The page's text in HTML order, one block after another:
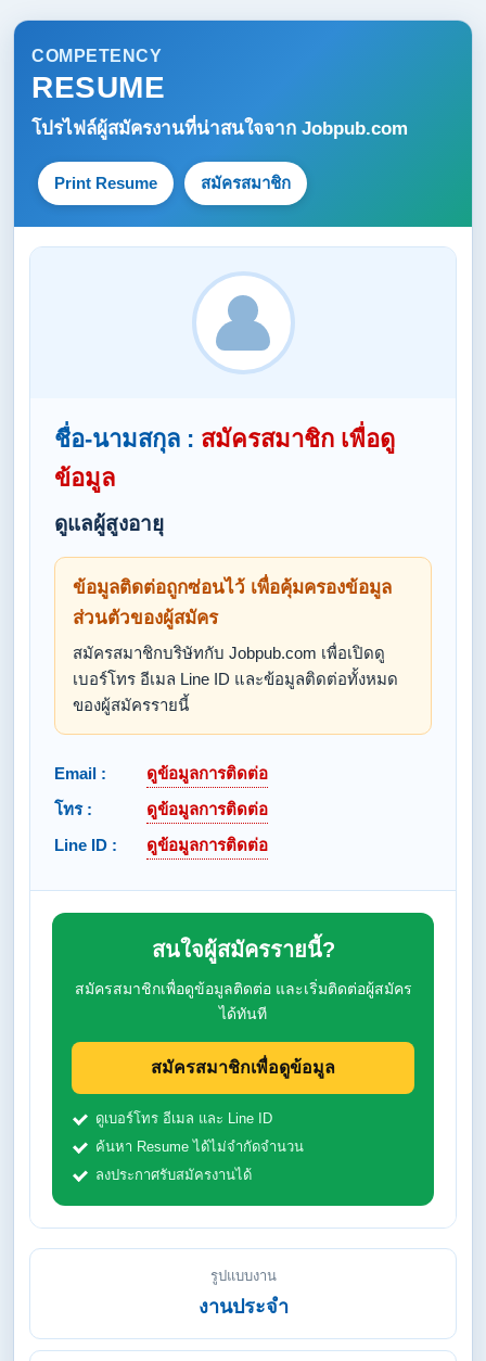
COMPETENCY
RESUME
โปรไฟล์ผู้สมัครงานที่น่าสนใจจาก Jobpub.com
Print Resume สมัครสมาชิก
ชื่อ-นามสกุล : สมัครสมาชิก เพื่อดู
ข้อมูล
ดูแลผู้สูงอายุ
ข้อมูลติดต่อถูกซ่อนไว้ เพื่อคุ้มครองข้อมูล
ส่วนตัวของผู้สมัคร
สมัครสมาชิกบริษัทกับ Jobpub.com เพื่อเปิดดู
เบอร์โทร อีเมล Line ID และข้อมูลติดต่อทั้งหมด
ของผู้สมัครรายนี้
Email :
ดูข้อมูลการติดต่อ
โทร :
ดูข้อมูลการติดต่อ
Line ID :
ดูข้อมูลการติดต่อ
สนใจผู้สมัครรายนี้?
สมัครสมาชิกเพื่อดูข้อมูลติดต่อ และเริ่มติดต่อผู้สมัคร
ได้ทันที
สมัครสมาชิกเพื่อดูข้อมูล
ดูเบอร์โทร อีเมล และ Line ID
ค้นหา Resume ได้ไม่จำกัดจำนวน
ลงประกาศรับสมัครงานได้
รูปแบบงาน
งานประจำ